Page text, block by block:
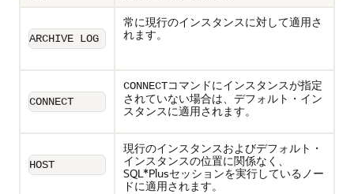
ARCHIVE LOG
常に現行のインスタンスに対して適用さ
れます。
CONNECT
CONNECTコマンドにインスタンスが指定
されていない場合は、デフォルト・イン
スタンスに適用されます。
HOST
現行のインスタンスおよびデフォルト・
インスタンスの位置に関係なく、
SQL*Plusセッションを実行しているノー
ドに適用されます。